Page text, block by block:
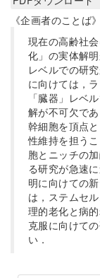
《企画者のことば》
現在の高齢社
化」の実体解
レベルでの研
に向けては，
「臓器」レベ
解が不可欠で
幹細胞を頂点
性維持を担う
胞とニッチの
る研究が急速
明に向けての
は，ステムセ
理的老化と病
克服に向けて
い．